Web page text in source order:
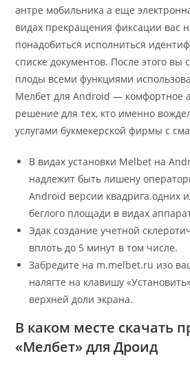
антре мобильника а еще
видах прекращения фиксации вас
понадобиться исполниться
списке документов. После этого вы
плоды всеми функциями
Мелбет для Android — комфортное
решение для тех, кто именно
услугами букмекерской фирмы с
В видах установки Melbet на
надлежит быть лишену
Android версии квадрига.одних
беглого площади в видах
Эдак создание учетной
вплоть до 5 минут в том числе.
Забредите на m.melbet.ru изо
налягте на клавишу
верхней доли экрана.
В каком месте скачать
«Мелбет» для Дроид